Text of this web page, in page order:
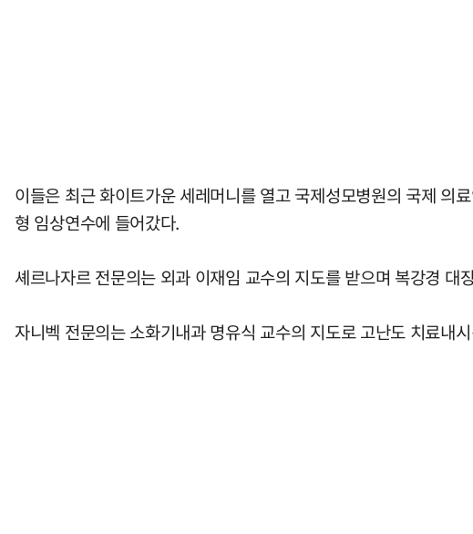
이들은 최근 화이트가운 세레머니를 열고 국제성모병원의 국
형 임상연수에 들어갔다.
셰르나자르 전문의는 외과 이재임 교수의 지도를 받으며 복강경
자니벡 전문의는 소화기내과 명유식 교수의 지도로 고난도 치료내